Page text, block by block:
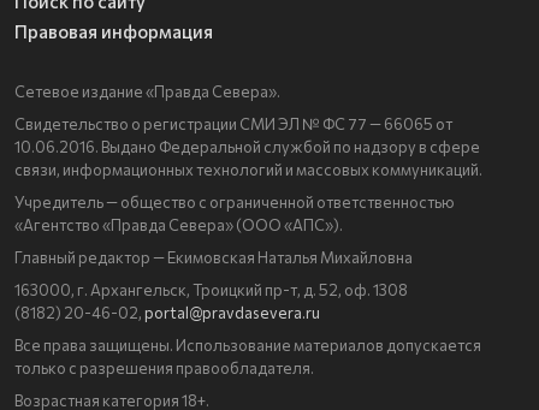
Правовая информация
Сетевое издание «Правда Севера».
Свидетельство о регистрации СМИ ЭЛ № ФС 77 — 66065 от
10.06.2016. Выдано Федеральной службой по надзору в сфере
связи, информационных технологий и массовых коммуникаций.
Учредитель — общество с ограниченной ответственностью
«Агентство «Правда Севера» (ООО «АПС»).
Главный редактор — Екимовская Наталья Михайловна
163000, г. Архангельск, Троицкий пр-т, д. 52, оф. 1308
(8182) 20-46-02, portal@pravdasevera.ru
Все права защищены. Использование материалов допускается
только с разрешения правообладателя.
Возрастная категория 18+.